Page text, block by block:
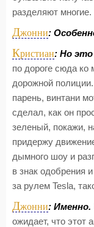
разделяют многие.
Джонни:
Кристиан: Но это
по дороге сюда ко
дорожной
парень, винтани
сделал, как он
зеленый, покажи,
придержу
дымного шоу и
в знак одобрения
за рулем Tesla,
Джонни: Именно.
ожидает, что этот